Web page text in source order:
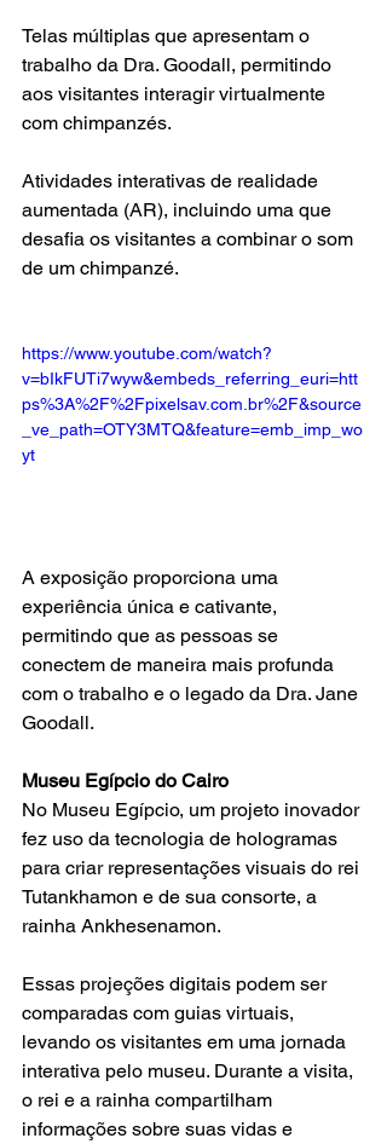
Telas múltiplas que apresentam o
trabalho da Dra. Goodall, permitindo
aos visitantes interagir virtualmente
com chimpanzés.
Atividades interativas de realidade
aumentada (AR), incluindo uma que
desafia os visitantes a combinar o som
de um chimpanzé.
https://www.youtube.com/watch?
v=bIkFUTi7wyw&embeds_referring_euri=htt
ps%3A%2F%2Fpixelsav.com.br%2F&source
_ve_path=OTY3MTQ&feature=emb_imp_wo
yt
A exposição proporciona uma
experiência única e cativante,
permitindo que as pessoas se
conectem de maneira mais profunda
com o trabalho e o legado da Dra. Jane
Goodall.
Museu Egípcio do Cairo
No Museu Egípcio, um projeto inovador
fez uso da tecnologia de hologramas
para criar representações visuais do rei
Tutankhamon e de sua consorte, a
rainha Ankhesenamon.
Essas projeções digitais podem ser
comparadas com guias virtuais,
levando os visitantes em uma jornada
interativa pelo museu. Durante a visita,
o rei e a rainha compartilham
informações sobre suas vidas e